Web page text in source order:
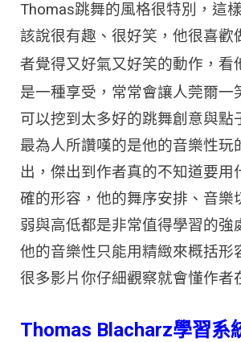
Thomas跳舞的風格很特別，這
該說很有趣、很好笑，他很喜歡
者覺得又好氣又好笑的動作，看
是一種享受， 常常會讓人莞爾一
可以挖到太多好的跳舞創意與點
最為人所讚嘆的是他的音樂性玩
出，傑出到作者真的不知道要用
確的形容，他的舞序安排、音樂
弱與高低都是非常值得學習的強
他的音樂性只能用精緻來概括形
很多影片你仔細觀察就會懂作者
Thomas Blacharz學習系